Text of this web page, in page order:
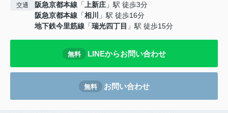
交通 阪急京都本線 「上新庄 」駅 徒歩3分
阪急京都本線 「相川
」駅 徒歩16分
地下鉄今里筋線 「瑞光四丁目 」駅 徒歩15分
無料 LINEからお問い合わせ
無料 お問い合わせ